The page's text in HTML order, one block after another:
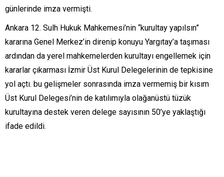
günlerinde imza vermişti.
Ankara 12. Sulh Hukuk Mahkemesi’nin “kurultay yapılsın”
kararına Genel Merkez’in direnip konuyu Yargıtay’a taşıması
ardından da yerel mahkemelerden kurultayı engellemek için
kararlar çıkarması İzmir Üst Kurul Delegelerinin de tepkisine
yol açtı. bu gelişmeler sonrasında imza vermemiş bir kısım
Üst Kurul Delegesi’nin de katılımıyla olağanüstü tüzük
kurultayına destek veren delege sayısının 50’ye yaklaştığı
ifade edildi.